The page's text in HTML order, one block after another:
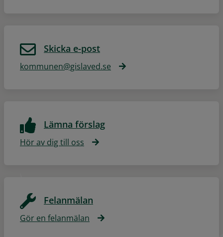
Skicka e-post
kommunen@gislaved.se
Lämna förslag
Hör av dig till oss
Felanmälan
Gör en felanmälan